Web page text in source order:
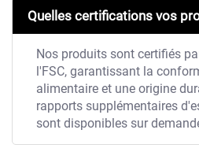
Quelles certifications vos
Nos produits sont certifiés
l'FSC, garantissant la
alimentaire et une origine
rapports supplémentaires
sont disponibles sur